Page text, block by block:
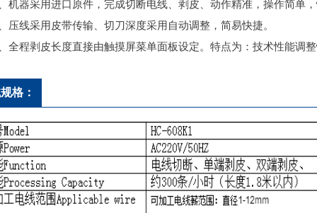
机器采用进口原件，完成切断电线、剥皮、动作精准，操作简单
压线采用皮带传输、切刀深度采用自动调整，简易快捷。
全程剥皮长度直接由触摸屏菜单面板设定。特点为：技术性能调
格：